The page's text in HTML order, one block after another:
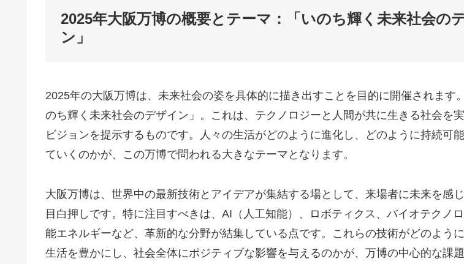
2025年大阪万博の概要とテーマ：「いのち輝く未来社会の
ン」
2025年の大阪万博は、未来社会の姿を具体的に描き出すことを目的に開催されます
のち輝く未来社会のデザイン」。これは、テクノロジーと人間が共に生きる社会を
ビジョンを提示するものです。人々の生活がどのように進化し、どのように持続可
ていくのかが、この万博で問われる大きなテーマとなります。
大阪万博は、世界中の最新技術とアイデアが集結する場として、来場者に未来を感
目白押しです。特に注目すべきは、AI（人工知能）、ロボティクス、バイオテクノ
能エネルギーなど、革新的な分野が結集している点です。これらの技術がどのよう
生活を豊かにし、社会全体にポジティブな影響を与えるのかが、万博の中心的な課題